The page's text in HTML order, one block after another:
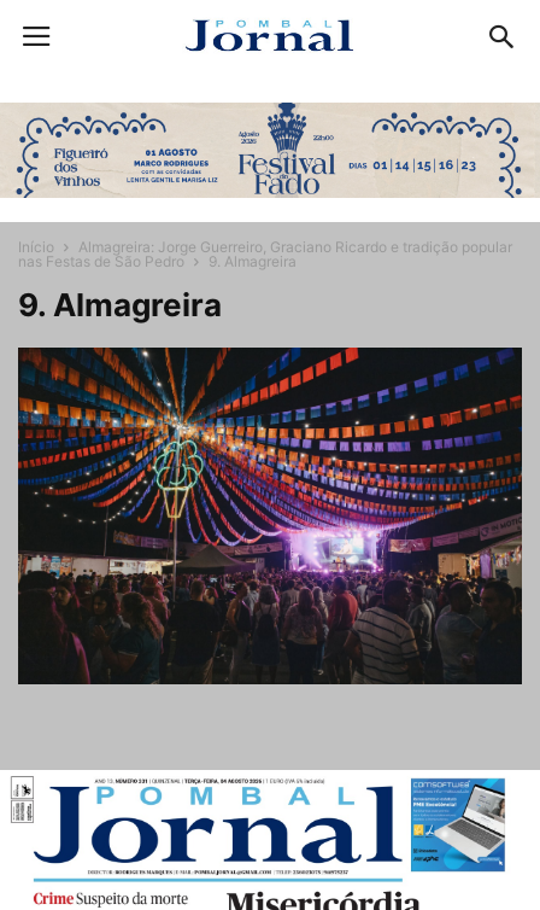
Início
Almagreira: Jorge Guerreiro, Graciano Ricardo e tradição popular
nas Festas de São Pedro
9. Almagreira
9. Almagreira